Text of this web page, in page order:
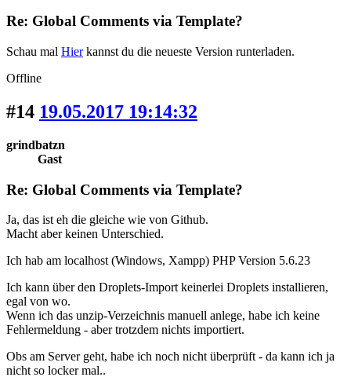
Re: Global Comments via Template?
Schau mal Hierkannst du die neueste Version runterladen.
Offline
#14 19.05.2017 19:14:32
grindbatzn
Gast
Re: Global Comments via Template?
Ja, das ist eh die gleiche wie von Github.
Macht aber keinen Unterschied.
Ich hab am localhost (Windows, Xampp) PHP Version 5.6.23
Ich kann über den Droplets-Import keinerlei Droplets installieren,
egal von wo.
Wenn ich das unzip-Verzeichnis manuell anlege, habe ich keine
Fehlermeldung - aber trotzdem nichts importiert.
Obs am Server geht, habe ich noch nicht überprüft - da kann ich ja
nicht so locker mal..